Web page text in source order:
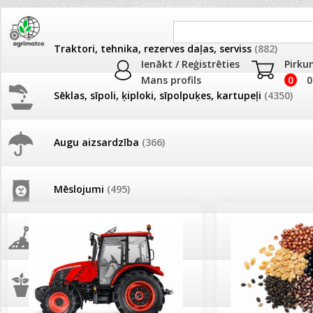
Ienākt / Reģistrēties
Mans profils
0
Traktori, tehnika, rezerves daļas, serviss (882)
Sēklas, sīpoli, ķiploki, sīpolpuķes, kartupeļi (4350)
Augu aizsardzība (366)
Mēslojumi (495)
Augsne, kūdra, mulča
Podi un kasetes(646)
JAUNUMI
Pašlasīšanas vietu katalogs
26.05. Vebinārs - Kā ierobežot
gliemežus piemājas dārzā un
Darba laiks Līgo svētkos
Ūdens piemērotības noteikšana
AKCIJAS
frēze + mulčieris +
AKCIJAS komplekts -
frontālais iekrāvējs
mulčieris + piekabe
AKCIJAS komplekts -
frēze + mulčieris